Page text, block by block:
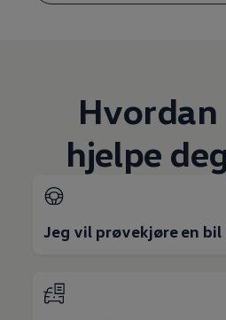
Hvordan
hjelpe
Jeg vil prøvekjøre en bil